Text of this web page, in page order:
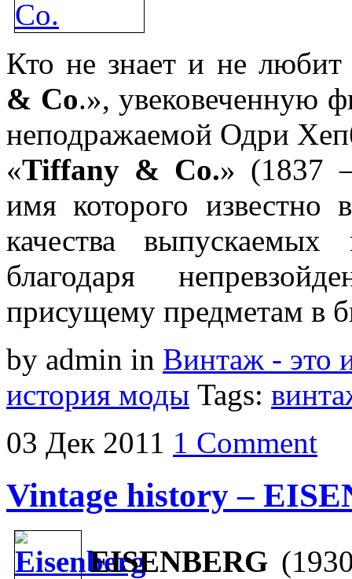
Кто не знает и не
& Co.», увековеченную
неподражаемой Одри
«Tiffany & Co.» (1837
имя которого известно
качества
благодаря
присущему предметам в
by admin in Винтаж - это
история моды Tags:
03 Дек 2011 1 Comment
Vintage history –
EISENBERG